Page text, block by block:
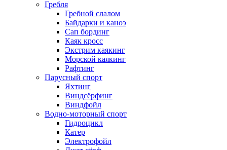
Гребля
Гребной слалом
Байдарки и каноэ
Сап бординг
Каяк кросс
Экстрим каякинг
Морской каякинг
Рафтинг
Парусный спорт
Яхтинг
Виндсёрфинг
Виндфойл
Водно-моторный спорт
Гидроцикл
Катер
Электрофойл